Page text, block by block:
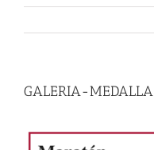
GALERIA-MEDALLA